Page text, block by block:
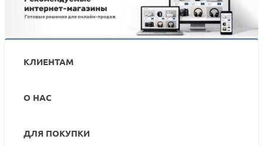
"Адаптивный сайт производственной фирмы.
Версия 2.0"
КЛИЕНТАМ
О НАС
ДЛЯ ПОКУПКИ